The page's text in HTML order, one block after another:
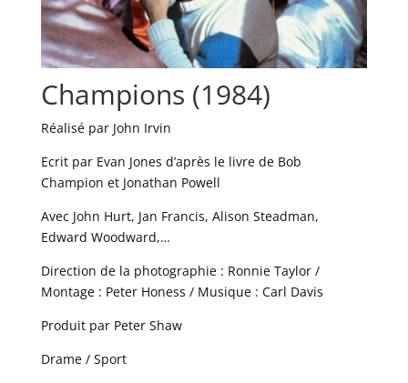
Champions (1984)
Réalisé par John Irvin
Ecrit par Evan Jones d’après le livre de Bob
Champion et Jonathan Powell
Avec John Hurt, Jan Francis, Alison Steadman,
Edward Woodward,…
Direction de la photographie : Ronnie Taylor /
Montage : Peter Honess / Musique : Carl Davis
Produit par Peter Shaw
Drame / Sport